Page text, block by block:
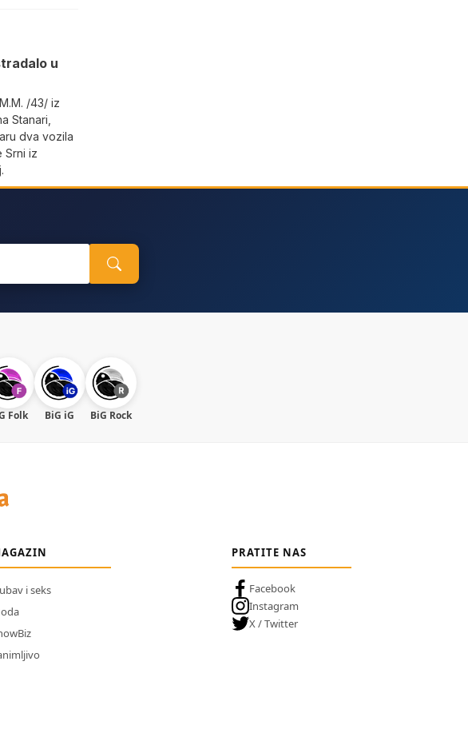
u
/43/ iz
Stanari,
dva vozila
Srni iz
Folk BiG iG BiG Rock
i seks
PRATITE NAS
Facebook
Instagram
X / Twitter